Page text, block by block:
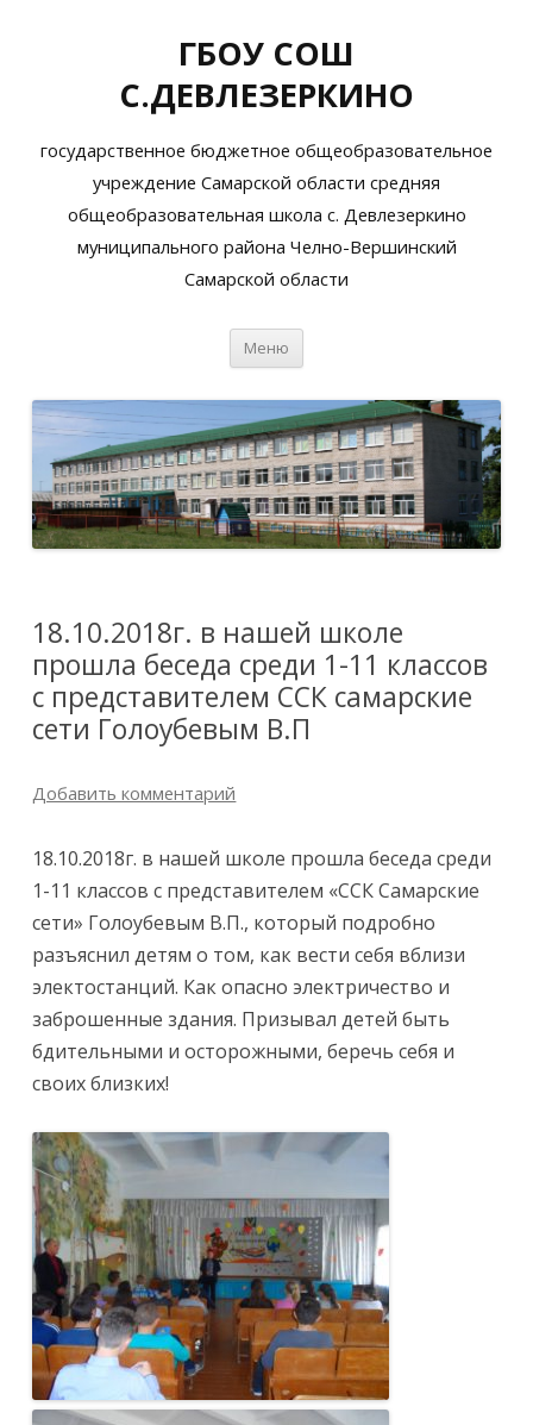
ГБОУ СОШ
С.ДЕВЛЕЗЕРКИНО
государственное бюджетное общеобразовательное
учреждение Самарской области средняя
общеобразовательная школа с. Девлезеркино
муниципального района Челно-Вершинский
Самарской области
Меню
18.10.2018г. в нашей школе
прошла беседа среди 1-11 классов
с представителем ССК самарские
сети Голоубевым В.П
Добавить комментарий
18.10.2018г. в нашей школе прошла беседа среди
1-11 классов с представителем «ССК Самарские
сети» Голоубевым В.П., который подробно
разъяснил детям о том, как вести себя вблизи
электостанций. Как опасно электричество и
заброшенные здания. Призывал детей быть
бдительными и осторожными, беречь себя и
своих близких!